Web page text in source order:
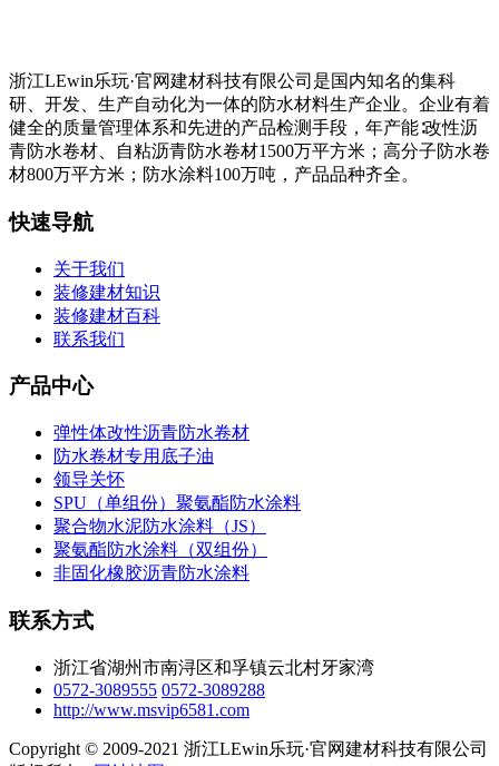
浙江LEwin乐玩·官网建材科技有限公司是国内知名的集科
研、开发、生产自动化为一体的防水材料生产企业。企业有着
健全的质量管理体系和先进的产品检测手段，年产能∶改性沥
青防水卷材、自粘沥青防水卷材1500万平方米；高分子防水卷
材800万平方米；防水涂料100万吨，产品品种齐全。
快速导航
关于我们
装修建材知识
装修建材百科
联系我们
产品中心
弹性体改性沥青防水卷材
防水卷材专用底子油
领导关怀
SPU（单组份）聚氨酯防水涂料
聚合物水泥防水涂料（JS）
聚氨酯防水涂料（双组份）
非固化橡胶沥青防水涂料
联系方式
浙江省湖州市南浔区和孚镇云北村牙家湾
0572-3089555 0572-3089288
http://www.msvip6581.com
Copyright © 2009-2021 浙江LEwin乐玩·官网建材科技有限公司